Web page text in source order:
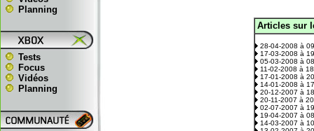
Planning
Tests
Focus
Vidéos
Planning
Articles sur
28-04-2008 à
17-03-2008 à
05-03-2008 à
11-02-2008 à
17-01-2008 à
14-01-2008 à
20-12-2007 à
20-11-2007 à
02-07-2007 à
19-04-2007 à
14-03-2007 à